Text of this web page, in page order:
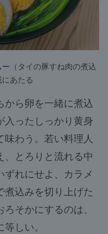
（タイの豚すね肉の煮込
あたる
から卵を一緒に煮込
入ったしっかり黄身
味わう。若い料理人
、とろりと流れる中
れにせよ、カラメ
煮込みを切り上げた
そかにするのは、
しい。